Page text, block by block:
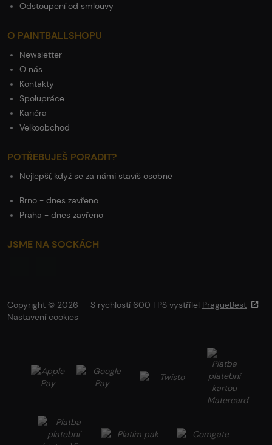
Odstoupení od smlouvy
O PAINTBALLSHOPU
Newsletter
O nás
Kontakty
Spolupráce
Kariéra
Velkoobchod
POTŘEBUJEŠ PORADIT?
Nejlepší, když se za námi stavíš osobně
Brno - dnes zavřeno
Praha - dnes zavřeno
JSME NA SOCKÁCH
Copyright © 2026 — S rychlostí 600 FPS vystřílel PragueBest
Nastavení cookies